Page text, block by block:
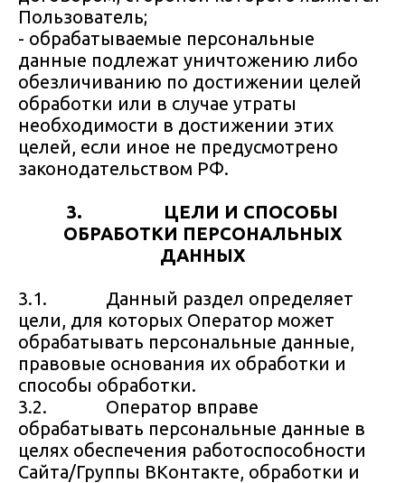
Пользователь;
- обрабатываемые персональные
данные подлежат уничтожению либо
обезличиванию по достижении целей
обработки или в случае утраты
необходимости в достижении этих
целей, если иное не предусмотрено
законодательством РФ.
3. ЦЕЛИ И СПОСОБЫ
ОБРАБОТКИ ПЕРСОНАЛЬНЫХ
ДАННЫХ
3.1. Данный раздел определяет
цели, для которых Оператор может
обрабатывать персональные данные,
правовые основания их обработки и
способы обработки.
3.2. Оператор вправе
обрабатывать персональные данные в
целях обеспечения работоспособности
Сайта/Группы ВКонтакте, обработки и